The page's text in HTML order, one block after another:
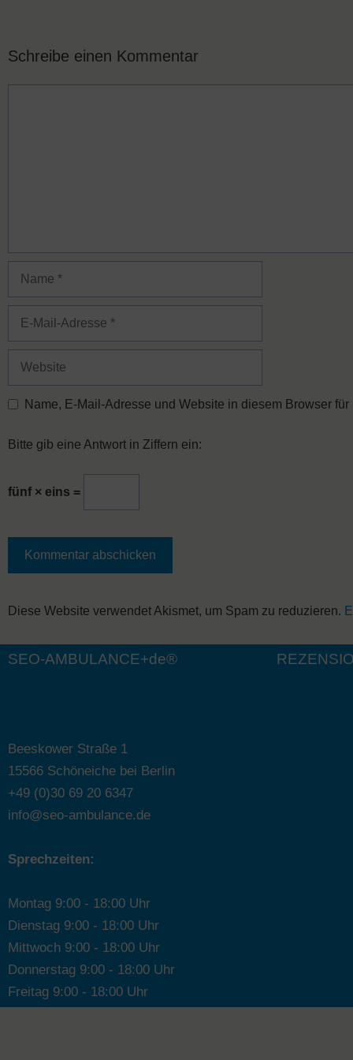
Schreibe einen Kommentar
Name
Website
Name, E-Mail-Adresse und Website in diesem Browser
Bitte gib eine Antwort in Ziffern ein:
fünf × eins =
A
t
e
Diese Website verwendet Akismet, um Spam zu reduzieren.
SEO-AMBULANCE+de®
Beeskower Straße 1
15566 Schöneiche bei Berlin
+49 (0)30 69 20 6347
info@seo-ambulance.de
Sprechzeiten:
Montag 9:00 - 18:00 Uhr
Dienstag 9:00 - 18:00 Uhr
Mittwoch 9:00 - 18:00 Uhr
Donnerstag 9:00 - 18:00 Uhr
Freitag 9:00 - 18:00 Uhr